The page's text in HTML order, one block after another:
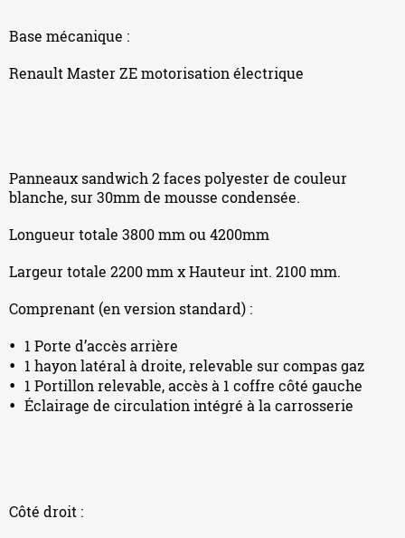
Base mécanique :
Renault Master ZE motorisation électrique
Panneaux sandwich 2 faces polyester de couleur
blanche, sur 30mm de mousse condensée.
Longueur totale 3800 mm ou 4200mm
Largeur totale 2200 mm x Hauteur int. 2100 mm.
Comprenant (en version standard) :
1 Porte d’accès arrière
1 hayon latéral à droite, relevable sur compas gaz
1 Portillon relevable, accès à 1 coffre côté gauche
Éclairage de circulation intégré à la carrosserie
Côté droit :